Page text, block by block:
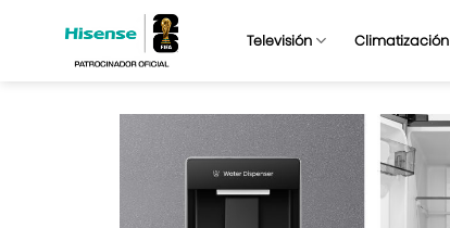
Televisión Climatización